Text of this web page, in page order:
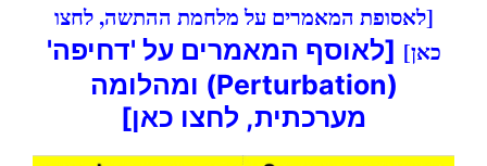
[לאסופת המאמרים על מלחמת ההתשה, לחצו
כאן] [לאוסף המאמרים על 'דחיפה'
(Perturbation) ומהלומה
מערכתית, לחצו כאן]